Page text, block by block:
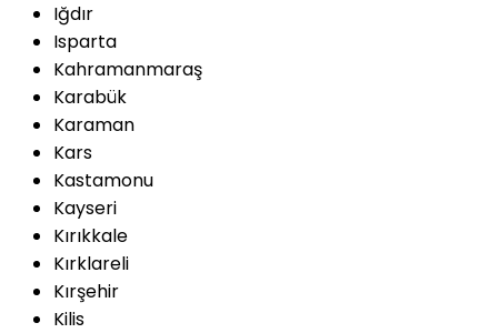
Iğdır
Isparta
Kahramanmaraş
Karabük
Karaman
Kars
Kastamonu
Kayseri
Kırıkkale
Kırklareli
Kırşehir
Kilis